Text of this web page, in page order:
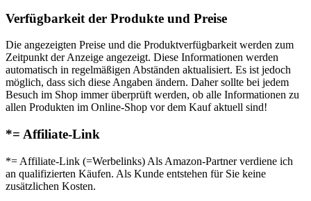
Verfügbarkeit der Produkte und Preise
Die angezeigten Preise und die Produktverfügbarkeit werden zum
Zeitpunkt der Anzeige angezeigt. Diese Informationen werden
automatisch in regelmäßigen Abständen aktualisiert. Es ist jedoch
möglich, dass sich diese Angaben ändern. Daher sollte bei jedem
Besuch im Shop immer überprüft werden, ob alle Informationen zu
allen Produkten im Online-Shop vor dem Kauf aktuell sind!
*= Affiliate-Link
*= Affiliate-Link (=Werbelinks) Als Amazon-Partner verdiene ich
an qualifizierten Käufen. Als Kunde entstehen für Sie keine
zusätzlichen Kosten.